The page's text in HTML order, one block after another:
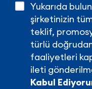
Yukarıda
şirketinizin
teklif,
türlü
faaliyetleri
ileti
Kabul